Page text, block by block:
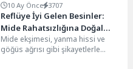
10 Ay Önce 3707
Reflüye İyi Gelen Besinler:
Mide Rahatsızlığına Doğal
Çözümler
Mide ekşimesi, yanma hissi ve
göğüs ağrısı gibi şikayetlerle